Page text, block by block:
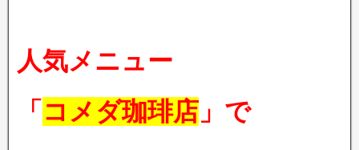
人気メニュー
「 コメダ珈琲店 」で